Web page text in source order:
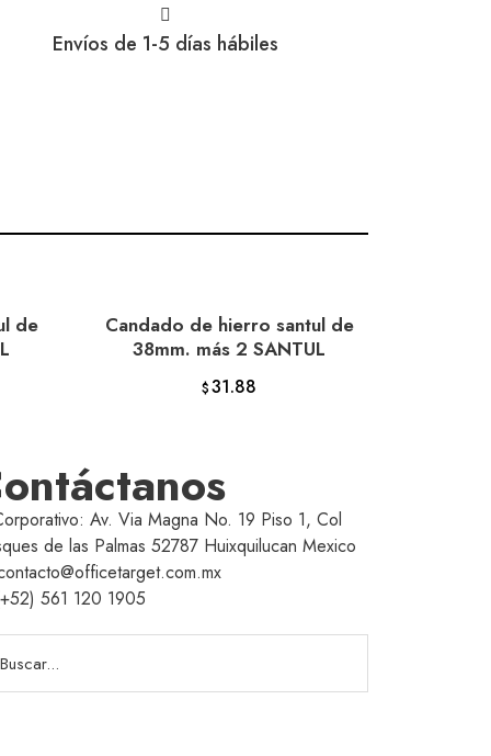
Envíos de 1-5 días hábiles
de
AÑADIR AL CARRITO
Candado de hierro santul de
38mm. más 2 SANTUL
$31.88
Av. Via Magna No. 19 Piso 1, Col
de las Palmas 52787 Huixquilucan Mexico
561 120 1905